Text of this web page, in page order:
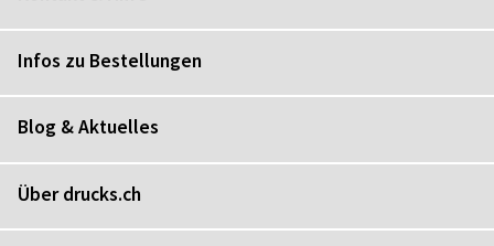
Infos zu Bestellungen
Blog & Aktuelles
Über drucks.ch